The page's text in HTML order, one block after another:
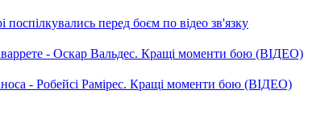
перед боєм по відео зв'язку
- Оскар Вальдес. Кращі моменти бою (ВІДЕО)
- Робейсі Рамірес. Кращі моменти бою (ВІДЕО)